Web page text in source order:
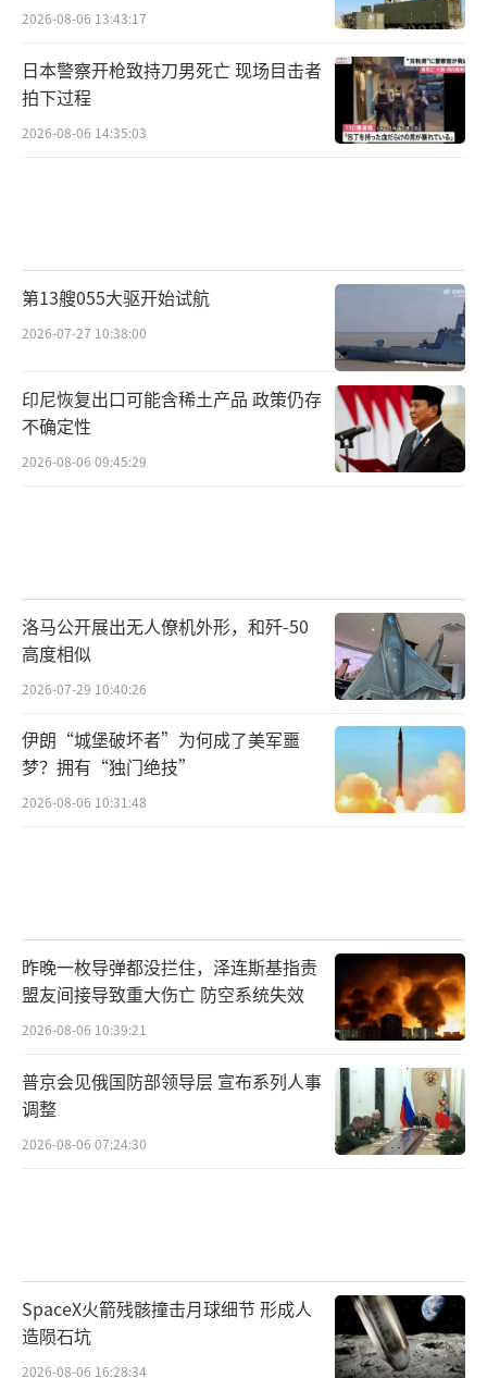
2026-08-06 13:43:17
日本警察开枪致持刀男死亡 现场目击者
拍下过程
2026-08-06 14:35:03
第13艘055大驱开始试航
2026-07-27 10:38:00
印尼恢复出口可能含稀土产品 政策仍存
不确定性
2026-08-06 09:45:29
洛马公开展出无人僚机外形，和歼-50
高度相似
2026-07-29 10:40:26
伊朗“城堡破坏者”为何成了美军噩
梦？拥有“独门绝技”
2026-08-06 10:31:48
昨晚一枚导弹都没拦住，泽连斯基指责
盟友间接导致重大伤亡 防空系统失效
2026-08-06 10:39:21
普京会见俄国防部领导层 宣布系列人事
调整
2026-08-06 07:24:30
SpaceX火箭残骸撞击月球细节 形成人
造陨石坑
2026-08-06 16:28:34